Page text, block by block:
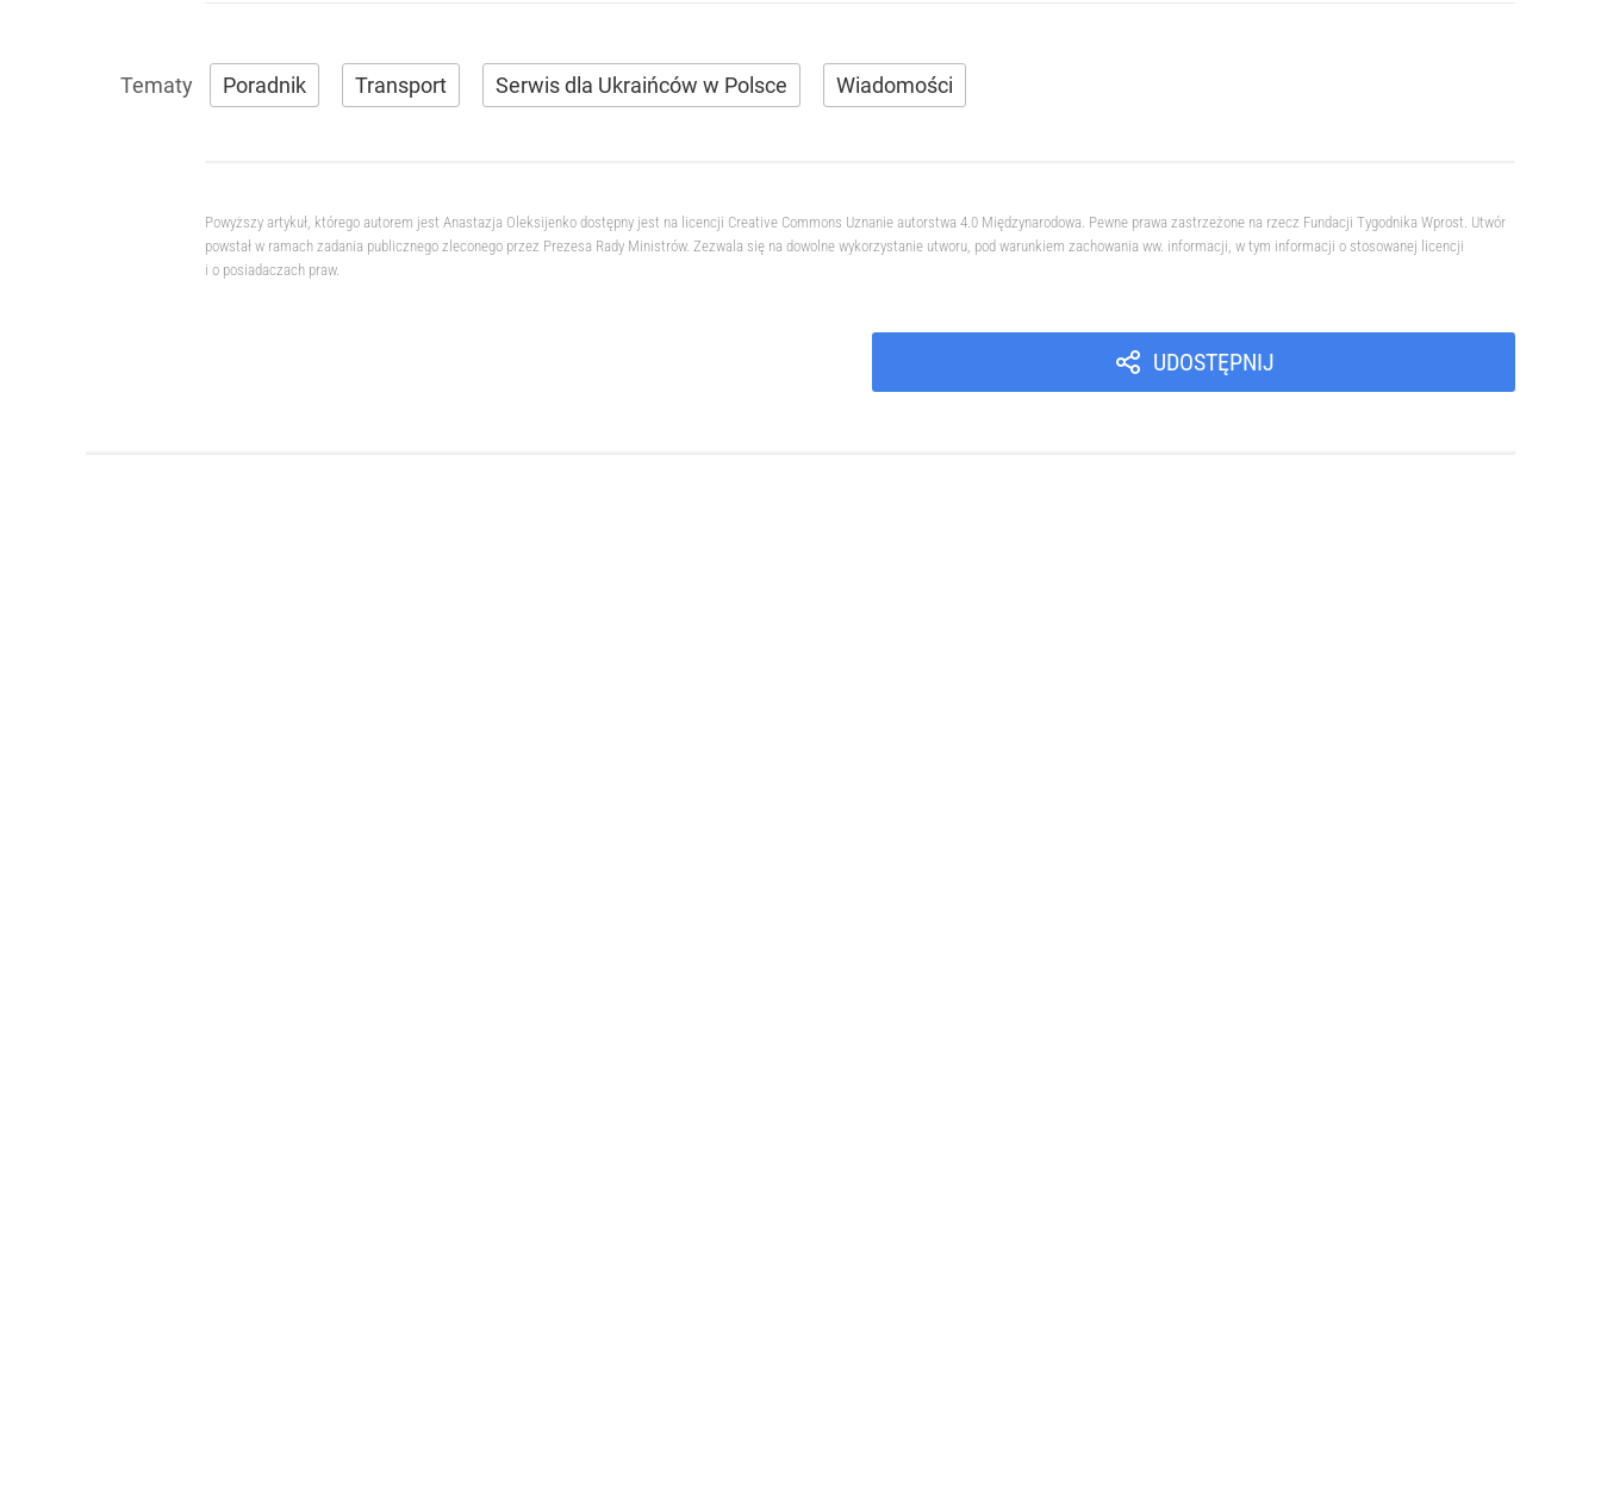
Poradnik Transport Serwis dla Ukraińców w Polsce Wiadomości
Powyższy artykuł, którego autorem jest Anastazja Oleksijenko dostępny jest na licencji Creative Commons Uznanie autorstwa 4.0 Międzynarodowa. Pewne prawa zastrzeżone na rzecz Fundacji Tygodnika Wprost. Utwór
powstał w ramach zadania publicznego zleconego przez Prezesa Rady Ministrów. Zezwala się na dowolne wykorzystanie utworu, pod warunkiem zachowania ww. informacji, w tym informacji o stosowanej licencji
i o posiadaczach praw.
UDOSTĘPNIJ